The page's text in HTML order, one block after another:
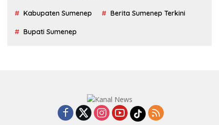
Kabupaten Sumenep Berita Sumenep Terkini
Bupati Sumenep